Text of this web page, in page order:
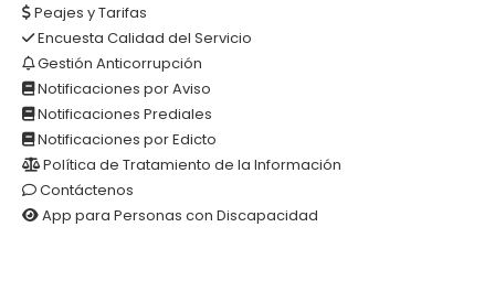
Peajes y Tarifas
Encuesta Calidad del Servicio
Gestión Anticorrupción
Notificaciones por Aviso
Notificaciones Prediales
Notificaciones por Edicto
Política de Tratamiento de la Información
Contáctenos
App para Personas con Discapacidad